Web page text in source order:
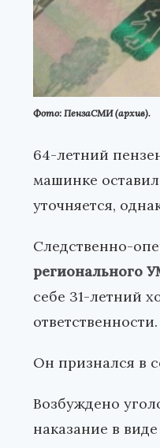
Фото: ПензаСМИ (архив).
64-летний
машинке
уточняется,
Следственно-
регионального
себе 31-летний
ответственности.
Он признался в
Возбуждено
наказание в